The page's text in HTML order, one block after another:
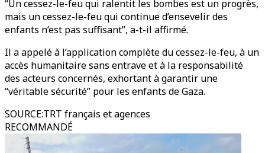
“Un cessez-le-feu qui ralentit les bombes est un progrès,
mais un cessez-le-feu qui continue d’ensevelir des
enfants n’est pas suffisant”, a-t-il affirmé.
Il a appelé à l’application complète du cessez-le-feu, à un
accès humanitaire sans entrave et à la responsabilité
des acteurs concernés, exhortant à garantir une
“véritable sécurité” pour les enfants de Gaza.
SOURCE:TRT français et agences
RECOMMANDÉ